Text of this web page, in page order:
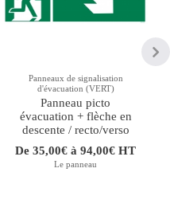
Panneaux de signalisation
d'évacuation (VERT)
Panneau picto
évacuation + flèche en
descente / recto/verso
De 35,00€ à 94,00€ HT
Le panneau